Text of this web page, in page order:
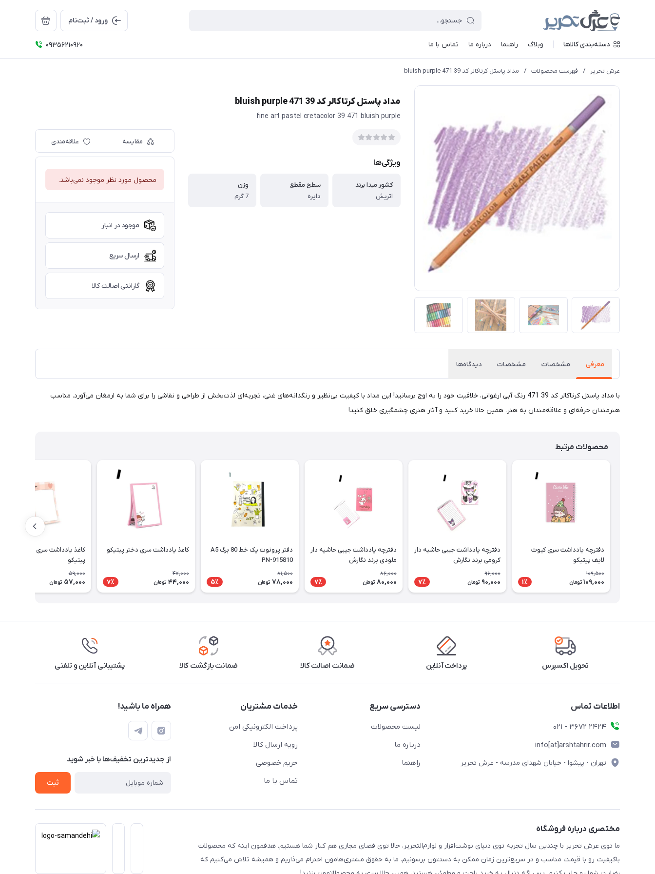
ورود / ثبت‌نام
دسته‌بندی کالاها وبلاگ راهنما درباره ما تماس با ما 09356210920
عرش تحریر / فهرست محصولات / مداد پاستل کرتاکالر کد 39 471 bluish purple
مداد پاستل کرتاکالر کد 39 471 bluish purple
fine art pastel cretacolor 39 471 bluish purple
ویژگی‌ها
کشور مبدا برند
اتریش
سطح مقطع
دایره
وزن
7 گرم
مقایسه علاقه‌مندی
محصول مورد نظر موجود نمی‌باشد.
موجود در انبار
ارسال سریع
گارانتی اصالت کالا
معرفی مشخصات مشخصات دیدگاه‌ها
با مداد پاستل کرتاکالر کد 39 471 رنگ آبی ارغوانی، خلاقیت خود را به اوج برسانید! این مداد با کیفیت بی‌نظیر و رنگدانه‌های غنی، تجربه‌ای لذت‌بخش از طراحی و نقاشی را برای شما به ارمغان می‌آورد. مناسب
هنرمندان حرفه‌ای و علاقه‌مندان به هنر. همین حالا خرید کنید و آثار هنری چشمگیری خلق کنید!
محصولات مرتبط
دفترچه یادداشت سری کیوت
لایف پیتیکو
109,500
109,000 تومان 1٪
دفترچه یادداشت جیبی حاشیه دار
کرومی برند نگارش
96,000
90,000 تومان 7٪
دفترچه یادداشت جیبی حاشیه دار
ملودی برند نگارش
86,000
80,000 تومان 7٪
دفتر پرونوت یک خط 80 برگ A5
PN-915810
81,500
78,000 تومان 5٪
کاغذ یادداشت سری دختر پیتیکو
47,000
44,000 تومان 7٪
پیتیکو
59,000
57,000 تومان
تحویل اکسپرس پرداخت آنلاین ضمانت اصالت کالا ضمانت بازگشت کالا پشتیبانی آنلاین و تلفنی
اطلاعات تماس
2424 3672 - 021
info[at]arshtahrir.com
تهران - پیشوا - خیابان شهدای مدرسه - عرش تحریر
دسترسی سریع
لیست محصولات
درباره ما
راهنما
خدمات مشتریان
پرداخت الکترونیکی امن
رویه ارسال کالا
حریم خصوصی
تماس با ما
همراه ما باشید!
از جدید‌ترین تخفیف‌ها با‌ خبر شوید
ثبت
مختصری درباره فروشگاه
ما توی عرش تحریر با چندین سال تجربه توی دنیای نوشت‌افزار و لوازم‌التحریر، حالا توی فضای مجازی هم کنار شما هستیم. هدفمون اینه که محصولات
باکیفیت رو با قیمت مناسب و در سریع‌ترین زمان ممکن به دستتون برسونیم. ما به حقوق مشتری‌هامون احترام می‌ذاریم و همیشه تلاش می‌کنیم که